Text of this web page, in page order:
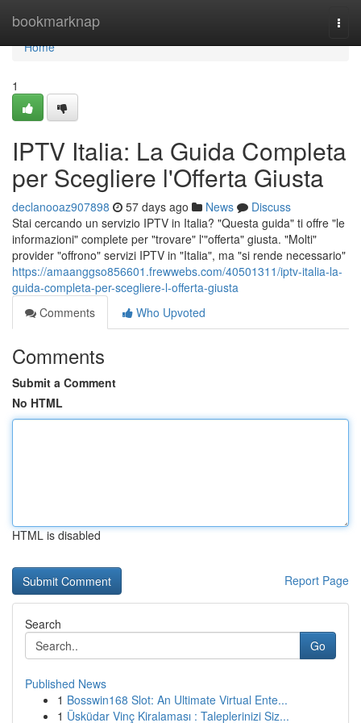
bookmarknap
Home
Home
1
IPTV Italia: La Guida Completa
per Scegliere l'Offerta Giusta
declanooaz907898 57 days ago News
Discuss
Stai cercando un servizio IPTV in Italia? "Questa guida" ti offre "le
informazioni" complete per "trovare" l'"offerta" giusta. "Molti"
provider "offrono" servizi IPTV in "Italia", ma "si rende necessario"
https://amaanggso856601.frewwebs.com/40501311/iptv-italia-la-
guida-completa-per-scegliere-l-offerta-giusta
Comments
Who Upvoted
Comments
Submit a Comment
No HTML
HTML is disabled
Report Page
Search
Go
Published News
1 Bosswin168 Slot: An Ultimate Virtual Ente...
1 Üsküdar Vinç Kiralaması : Taleplerinizi Siz...